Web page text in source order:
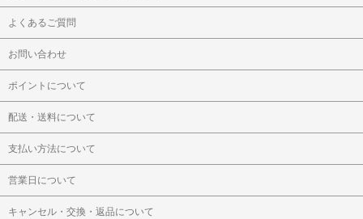
よくあるご質問
お問い合わせ
ポイントについて
配送・送料について
支払い方法について
営業日について
キャンセル・交換・返品について